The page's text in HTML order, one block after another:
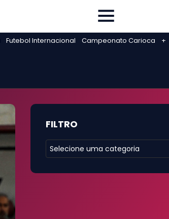
Futebol Internacional Campeonato Carioca +
FILTRO